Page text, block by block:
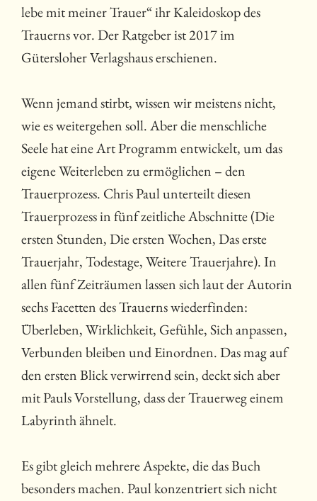
lebe mit meiner Trauer“ ihr Kaleidoskop des
Trauerns vor. Der Ratgeber ist 2017 im
Gütersloher Verlagshaus erschienen.
Wenn jemand stirbt, wissen wir meistens nicht,
wie es weitergehen soll. Aber die menschliche
Seele hat eine Art Programm entwickelt, um das
eigene Weiterleben zu ermöglichen – den
Trauerprozess. Chris Paul unterteilt diesen
Trauerprozess in fünf zeitliche Abschnitte (Die
ersten Stunden, Die ersten Wochen, Das erste
Trauerjahr, Todestage, Weitere Trauerjahre). In
allen fünf Zeiträumen lassen sich laut der Autorin
sechs Facetten des Trauerns wiederfinden:
Überleben, Wirklichkeit, Gefühle, Sich anpassen,
Verbunden bleiben und Einordnen. Das mag auf
den ersten Blick verwirrend sein, deckt sich aber
mit Pauls Vorstellung, dass der Trauerweg einem
Labyrinth ähnelt.
Es gibt gleich mehrere Aspekte, die das Buch
besonders machen. Paul konzentriert sich nicht